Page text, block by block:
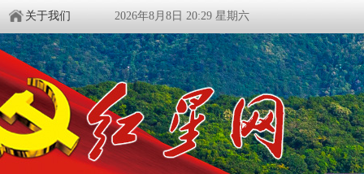
关于我们 2026年8月8日 20:29 星期六